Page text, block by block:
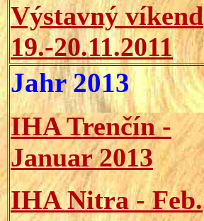
Výstavný víkend
19.-20.11.2011
Jahr 2013
IHA Trenčín -
Januar 2013
IHA Nitra - Feb.